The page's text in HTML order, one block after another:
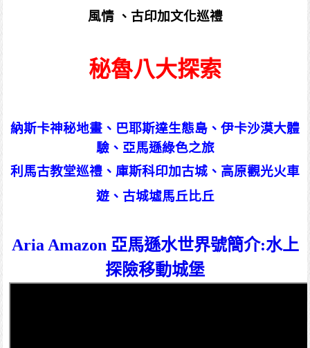
風情 、古印加文化巡禮
秘魯八大探索
納斯卡神秘地畫 、巴耶斯達生態島、伊卡沙漠大體
驗、 亞馬遜綠色之旅
利馬古教堂巡禮、庫斯科印加古城、高原觀光火車
遊、古城墟馬丘比丘
Aria Amazon 亞馬遜水世界號簡介:水上
探險移動城堡